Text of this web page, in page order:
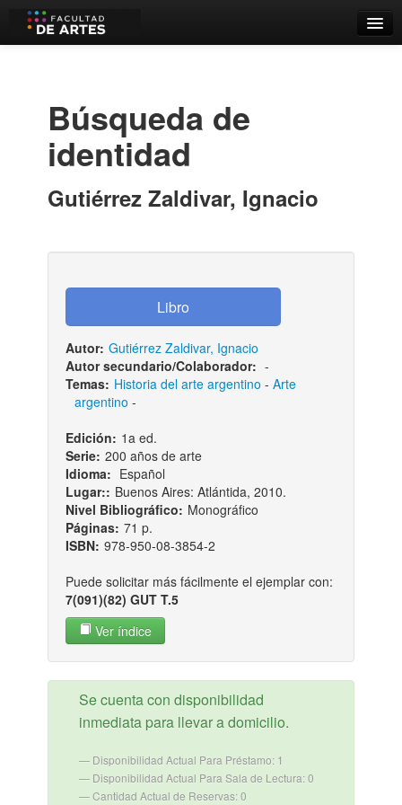
Estantes Virtuales
Iniciar sesión
Búsqueda de
identidad
Gutiérrez Zaldivar, Ignacio
Autor: Gutiérrez Zaldivar, Ignacio
Autor secundario/Colaborador: -
Temas: Historia del arte argentino - Arte
argentino -
Edición: 1a ed.
Serie: 200 años de arte
Idioma: Español
Lugar:: Buenos Aires: Atlántida, 2010.
Nivel Bibliográfico: Monográfico
Páginas: 71 p.
ISBN: 978-950-08-3854-2
Puede solicitar más fácilmente el ejemplar con:
7(091)(82) GUT T.5
Ver índice
Se cuenta con disponibilidad
inmediata para llevar a domicilio.
Disponibilidad Actual Para Préstamo: 1
Disponibilidad Actual Para Sala de Lectura: 0
Cantidad Actual de Reservas: 0